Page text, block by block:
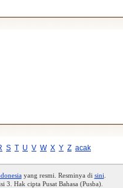
S T U V W X Y Z acak
yang resmi. Resminya di sini
3. Hak cipta Pusat Bahasa (Pusba).